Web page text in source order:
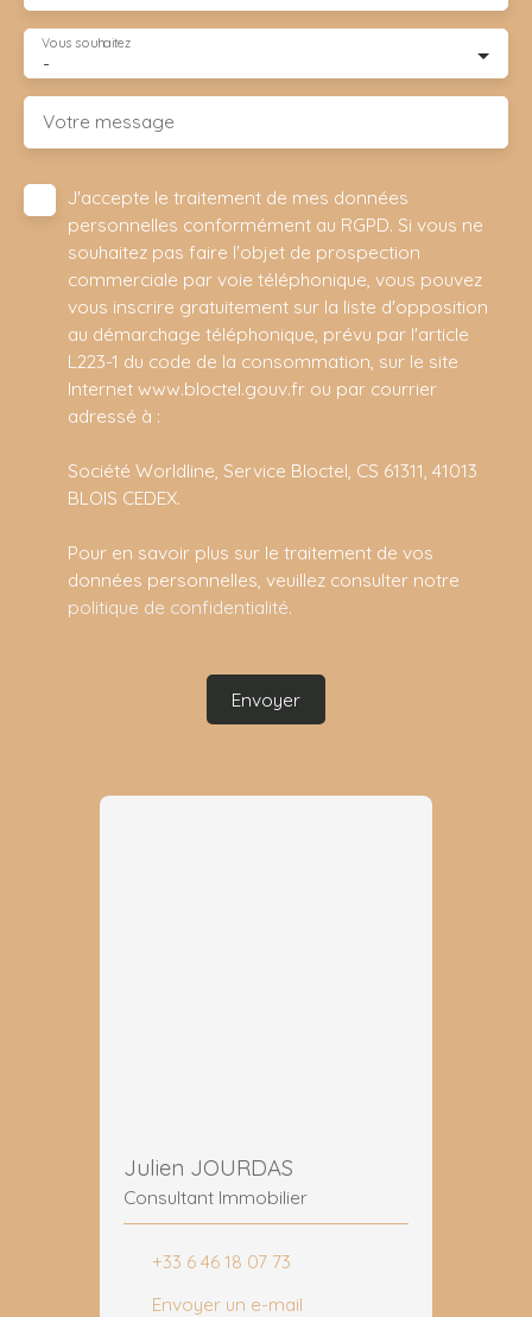
-
Vous souhaitez
Votre message
J'accepte le traitement de mes données
personnelles conformément au RGPD. Si vous ne
souhaitez pas faire l'objet de prospection
commerciale par voie téléphonique, vous pouvez
vous inscrire gratuitement sur la liste d'opposition
au démarchage téléphonique, prévu par l'article
L223-1 du code de la consommation, sur le site
Internet www.bloctel.gouv.fr ou par courrier
adressé à :
Société Worldline, Service Bloctel, CS 61311, 41013
BLOIS CEDEX.
Pour en savoir plus sur le traitement de vos
données personnelles, veuillez consulter notre
politique de confidentialité.
Envoyer
Julien JOURDAS
Consultant Immobilier
+33 6 46 18 07 73
Envoyer un e-mail